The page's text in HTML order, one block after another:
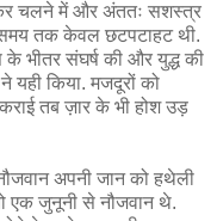
चलने में और अंततः सशस्त्र
तक केवल छटपटाहट थी.
भीतर संघर्ष की और युद्ध की
यही किया. मजदूरों को
तब ज़ार के भी होश उड़
अपनी जान को हथेली
एक जुनूनी से नौजवान थे.